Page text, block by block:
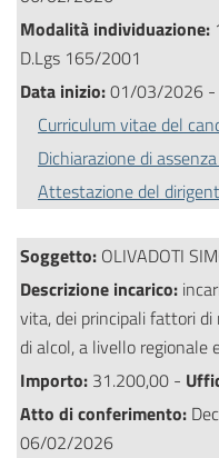
Modalità individuazione:
D.Lgs 165/2001
Data inizio:01/03/2026 -
Curriculum vitae del
Dichiarazione di
Attestazione del
Soggetto: OLIVADOTI
Descrizione incarico:
vita, dei principali fattori
di alcol, a livello regionale
Importo: 31.200,00 -
Atto di conferimento:
06/02/2026